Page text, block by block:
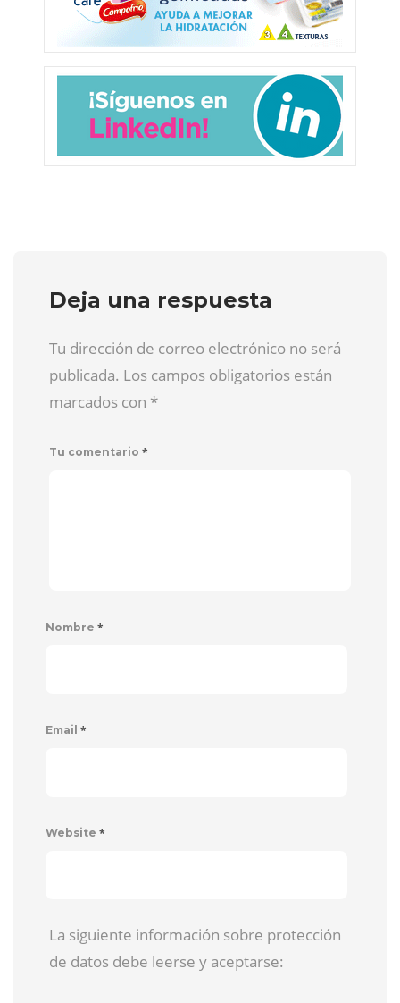
Deja una respuesta
Tu dirección de correo electrónico no será
publicada. Los campos obligatorios están
marcados con *
Tu comentario *
Nombre *
Email *
Website *
La siguiente información sobre protección
de datos debe leerse y aceptarse: